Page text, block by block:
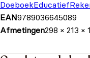
DoeboekEducatief
EAN9789036645089
Afmetingen298 × 213 ×